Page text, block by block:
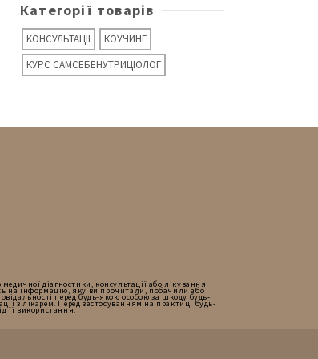
Як поліпшити відтік жовчі
Категорії товарів
KОНСУЛЬТАЦІЇ
КОУЧИНГ
КУРС САМСЕБЕНУТРИЦІОЛОГ
діагностики, консультації або лікування
на інформацію, яку ви прочитали, побачили або
перед будь-якою особою за шкоду будь-
з лікарем. Перед застосуванням на практиці будь-
її використання.